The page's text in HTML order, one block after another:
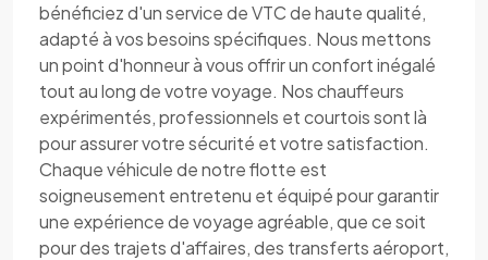
bénéficiez d'un service de VTC de haute qualité,
adapté à vos besoins spécifiques. Nous mettons
un point d'honneur à vous offrir un confort inégalé
tout au long de votre voyage. Nos chauffeurs
expérimentés, professionnels et courtois sont là
pour assurer votre sécurité et votre satisfaction.
Chaque véhicule de notre flotte est
soigneusement entretenu et équipé pour garantir
une expérience de voyage agréable, que ce soit
pour des trajets d'affaires, des transferts aéroport,